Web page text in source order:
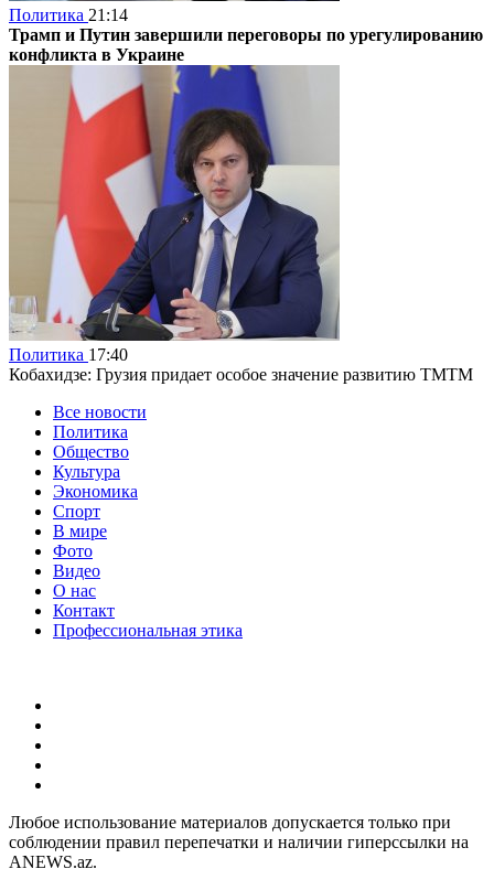
Политика 21:14
Трамп и Путин завершили переговоры по урегулированию
конфликта в Украине
Политика 17:40
Кобахидзе: Грузия придает особое значение развитию ТМТМ
Все новости
Политика
Общество
Культура
Экономика
Спорт
В мире
Фото
Видео
О нас
Контакт
Профессиональная этика
Любое использование материалов допускается только при
соблюдении правил перепечатки и наличии гиперссылки на
ANEWS.az.